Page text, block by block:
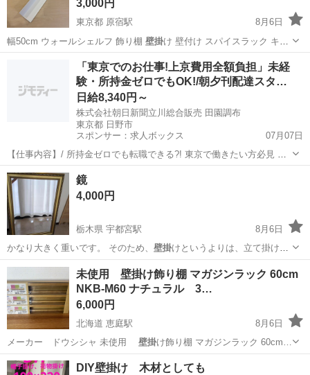
3,000円
東京都 原宿駅
8月6日
幅50cm ウォールシェルフ 飾り棚 壁掛け 壁付け スパイスラック キッ
チン収…
原宿駅 インテリア雑貨/小物 ウォール
「東京でのお仕事!上京費用全額負担」未経
験・所持金ゼロでもOK!/朝夕刊配達スタ…
日給8,340円～
株式会社朝日新聞立川総合販売 田園調布
東京都 日野市
スポンサー：求人ボックス
07月07日
【仕事内容】/ 所持金ゼロでも転職できる?! 東京で働きたい方必見 即
日入居可!家具家電付きの寮・社宅あり! 引っ越しや上京の費用は”すべ
て”負担します 必ず面接!電話面接もOK! 魅力ポイント 家具家電付きの
寮・社宅を完備 無資...
アルバイト・パート
鏡
4,000円
栃木県 宇都宮駅
8月6日
かなり大きく重いです。 そのため、 壁掛けというよりは、立て掛けて
使う感じです…
栃木 宇都宮市 宇都宮駅 ミラー/鏡
未使用 壁掛け飾り棚 マガジンラック 60cm
NKB-M60 ナチュラル 3…
6,000円
北海道 恵庭駅
8月6日
メーカー ドウシシャ 未使用 壁掛 け飾り棚 マガジンラック 60cm…
北海道 恵庭市 恵庭駅 収納家具
DIY壁掛け 木材としても